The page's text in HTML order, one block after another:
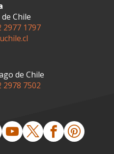
Chile
2977 1797
de Chile
2978 7502